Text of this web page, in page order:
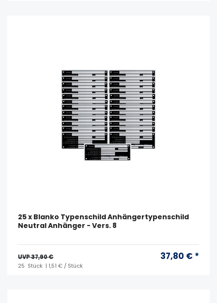
25 x Blanko Typenschild Anhängertypenschild
Neutral Anhänger - Vers. 8
UVP 37,90 € 37,80 € *
25 Stück | 1,51 € / Stück